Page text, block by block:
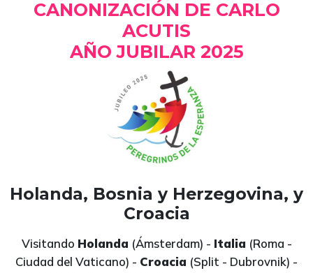
CANONIZACIÓN DE CARLO
ACUTIS
AÑO JUBILAR 2025
Holanda, Bosnia y Herzegovina, y
Croacia
Visitando Holanda (Ámsterdam) - Italia (Roma -
Ciudad del Vaticano) - Croacia (Split - Dubrovnik) -